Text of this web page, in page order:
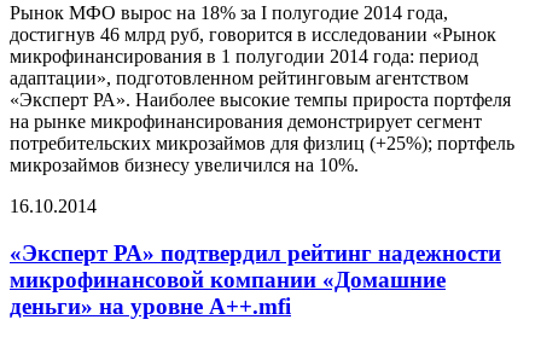
Рынок МФО вырос на 18% за I полугодие 2014 года,
достигнув 46 млрд руб, говорится в исследовании «Рынок
микрофинансирования в 1 полугодии 2014 года: период
адаптации», подготовленном рейтинговым агентством
«Эксперт РА». Наиболее высокие темпы прироста портфеля
на рынке микрофинансирования демонстрирует сегмент
потребительских микрозаймов для физлиц (+25%); портфель
микрозаймов бизнесу увеличился на 10%.
16.10.2014
«Эксперт РА» подтвердил рейтинг надежности
микрофинансовой компании «Домашние
деньги» на уровне A++.mfi